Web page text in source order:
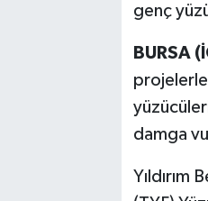
genç
BURSA
projelerle
damga
Yıldırım